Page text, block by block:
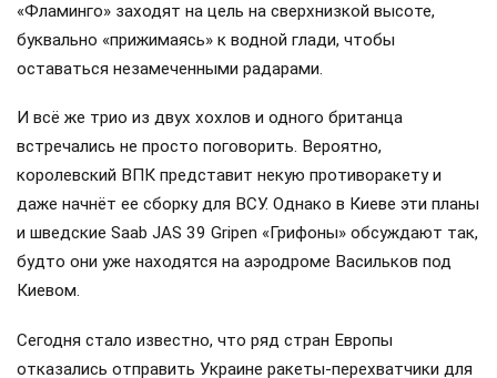
«Фламинго» заходят на цель на сверхнизкой высоте,
буквально «прижимаясь» к водной глади, чтобы
оставаться незамеченными радарами.
И всё же трио из двух хохлов и одного британца
встречались не просто поговорить. Вероятно,
королевский ВПК представит некую противоракету и
даже начнёт ее сборку для ВСУ. Однако в Киеве эти планы
и шведские Saab JAS 39 Gripen «Грифоны» обсуждают так,
будто они уже находятся на аэродроме Васильков под
Киевом.
Сегодня стало известно, что ряд стран Европы
отказались отправить Украине ракеты-перехватчики для